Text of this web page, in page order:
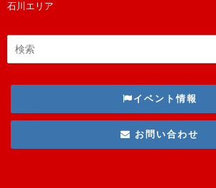
石川エリア
イベント情報
お問い合わせ